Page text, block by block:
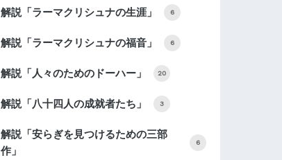
解説「ラーマクリシュナの生涯」 6
解説「ラーマクリシュナの福音」 6
解説「人々のためのドーハー」 20
解説「八十四人の成就者たち」 3
解説「安らぎを見つけるための三部
作」
6